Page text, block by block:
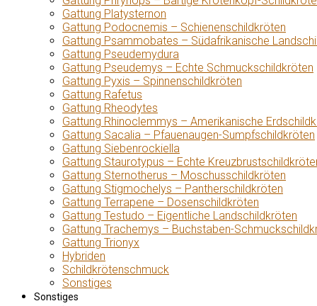
Gattung Platysternon
Gattung Podocnemis – Schienenschildkröten
Gattung Psammobates – Südafrikanische
Gattung Pseudemydura
Gattung Pseudemys – Echte Schmuckschildkröten
Gattung Pyxis – Spinnenschildkröten
Gattung Rafetus
Gattung Rheodytes
Gattung Rhinoclemmys – Amerikanische
Gattung Sacalia – Pfauenaugen-Sumpfschildkröten
Gattung Siebenrockiella
Gattung Staurotypus – Echte
Gattung Sternotherus – Moschusschildkröten
Gattung Stigmochelys – Pantherschildkröten
Gattung Terrapene – Dosenschildkröten
Gattung Testudo – Eigentliche Landschildkröten
Gattung Trachemys – Buchstaben-
Gattung Trionyx
Hybriden
Schildkrötenschmuck
Sonstiges
Sonstiges